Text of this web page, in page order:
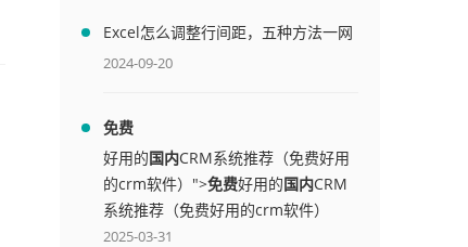
Excel怎么调整行间距，五种方法一网
打尽
2024-09-20
免费
好用的国内CRM系统推荐（免费好用
的crm软件）">免费好用的国内CRM
系统推荐（免费好用的crm软件）
2025-03-31